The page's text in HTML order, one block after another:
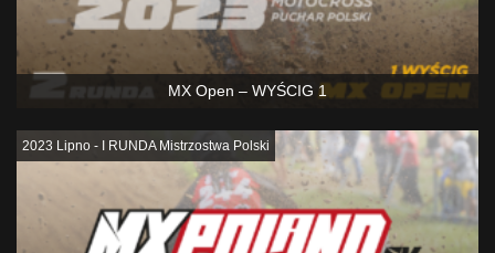
MX Open – WYŚCIG 1
2023 Lipno - I RUNDA Mistrzostwa Polski